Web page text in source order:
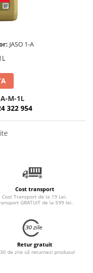
JASO 1-A
M-1L
322 954
Cost transport
Cost Transport de la 19 Lei.
GRATUIT de la 599 lei.
Retur gratuit
de zile să returnezi produsul